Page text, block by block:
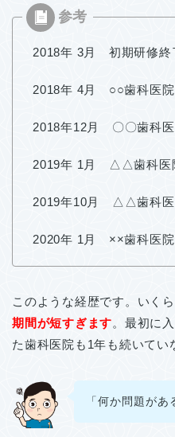
2018年 3月 初期研修終
2018年 4月 ○○歯科医
2018年12月 〇〇歯科
2019年 1月 △△歯科
2019年10月 △△歯科
2020年 1月 ××歯科医
このような経歴です。いく
期間が短すぎます。最初に
た歯科医院も1年も続いてい
「何か問題があ